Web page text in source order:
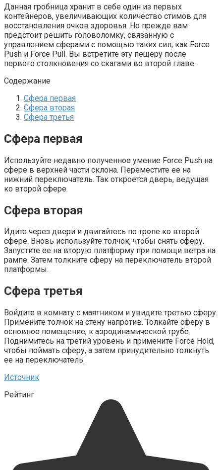
Данная гробница хранит в себе один из первых
контейнеров, увеличивающих количество стимов для
восстановления очков здоровья. Но прежде вам
предстоит решить головоломку, связанную с
управлением сферами с помощью таких сил, как Force
Push и Force Pull. Вы встретите эту пещеру после
первого столкновения со скагами во второй главе.
Содержание
Сфера первая
Сфера вторая
Сфера третья
Сфера первая
Используйте недавно полученное умение Force Push на
сфере в верхней части склона. Переместите ее на
нижний переключатель. Так откроется дверь, ведущая
ко второй сфере.
Сфера вторая
Идите через двери и двигайтесь по тропе ко второй
сфере. Вновь используйте толчок, чтобы снять сферу.
Запустите ее на вторую платформу при помощи ветра на
рампе. Затем толкните сферу на переключатель второй
платформы.
Сфера третья
Войдите в комнату с маятником и увидите третью сферу.
Примените толчок на стену напротив. Толкайте сферу в
основное помещение, к аэродинамической трубе.
Поднимитесь на третий уровень и примените Force Hold,
чтобы поймать сферу, а затем принудительно толкнуть
ее на переключатель.
Источник
Рейтинг